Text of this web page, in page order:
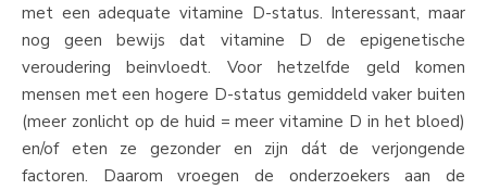
met een adequate vitamine D-status. Interessant, maar
nog geen bewijs dat vitamine D de epigenetische
veroudering beinvloedt. Voor hetzelfde geld komen
mensen met een hogere D-status gemiddeld vaker buiten
(meer zonlicht op de huid = meer vitamine D in het bloed)
en/of eten ze gezonder en zijn dát de verjongende
factoren. Daarom vroegen de onderzoekers aan de